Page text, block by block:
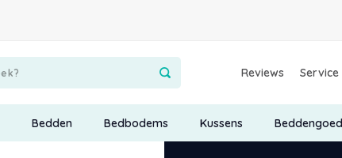
Reviews Service
Bedden Bedbodems Kussens Beddengoed